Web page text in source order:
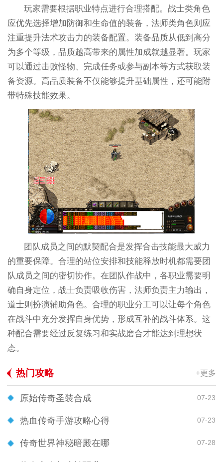
玩家需要根据职业特点进行合理搭配。战士类角色
应优先选择增加防御和生命值的装备，法师类角色则应
注重提升法术攻击力的装备配置。装备品质从低到高分
为多个等级，品质越高带来的属性加成就越显著。玩家
可以通过击败怪物、完成任务或参与副本等方式获取装
备资源。高品质装备不仅能够提升基础属性，还可能附
带特殊技能效果。
团队成员之间的默契配合是发挥合击技能最大威力
的重要保障。合理的站位安排和技能释放时机都需要团
队成员之间的密切协作。在团队作战中，各职业需要明
确自身定位，战士负责吸收伤害，法师负责主力输出，
道士则扮演辅助角色。合理的职业分工可以让每个角色
在战斗中充分发挥自身优势，形成互补的战斗体系。这
种配合需要经过反复练习和实战磨合才能达到理想状
态。
热门攻略 +更多
原始传奇圣装合成 07-23
热血传奇手游攻略心得 07-23
传奇世界神秘暗殿在哪 07-28